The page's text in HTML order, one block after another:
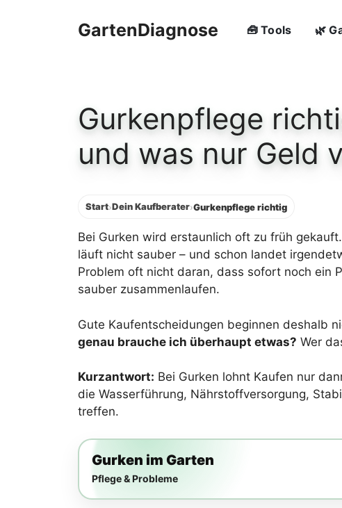
GartenDiagnose 🧰 Tools 🌿
Gurkenpflege
und was nur Geld
Start›Dein Kaufberater›Gurkenpflege richtig
Bei Gurken wird erstaunlich oft zu früh
läuft nicht sauber – und schon landet
Problem oft nicht daran, dass sofort noch ein
sauber zusammenlaufen.
Gute Kaufentscheidungen beginnen deshalb
genau brauche ich überhaupt etwas? Wer
Kurzantwort: Bei Gurken lohnt Kaufen nur
die Wasserführung, Nährstoffversorgung,
treffen.
Gurken im Garten
Pflege & Probleme